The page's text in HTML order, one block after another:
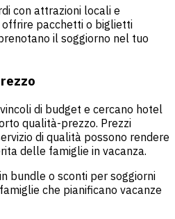
con attrazioni locali e
offrire pacchetti o biglietti
il soggiorno nel tuo
di budget e cercano hotel
qualità-prezzo. Prezzi
di qualità possono rendere
delle famiglie in vacanza.
bundle o sconti per soggiorni
che pianificano vacanze